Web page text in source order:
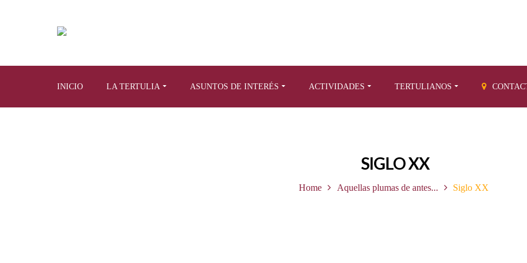
INICIO LA TERTULIA ASUNTOS DE INTERÉS ACTIVIDADES TERTULIANOS
SIGLO XX
Home Aquellas plumas de antes... Siglo XX